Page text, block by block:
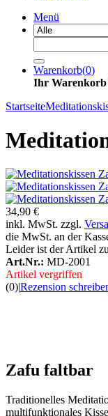
Menü
Warenkorb(0)
Ihr Warenkorb
Startseite
34,90 €
inkl. MwSt. zzgl.
die MwSt. an der
Leider ist der Artikel
Art.Nr.: MD-2001
Artikel vergriffen
(0)|Rezension
Zafu faltbar
Traditionelles
multifunktionales